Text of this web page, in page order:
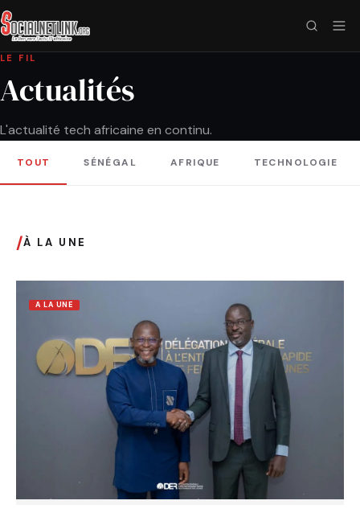
LE FIL
Actualités
L'actualité tech africaine en continu.
TOUT SÉNÉGAL AFRIQUE TECHNOLOGIE
/À LA UNE
A LA UNE